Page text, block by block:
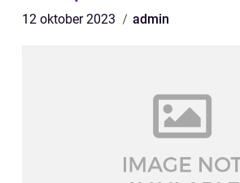
12 oktober 2023 admin